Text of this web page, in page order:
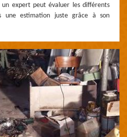
expert peut évaluer les différents
une estimation juste grâce à son